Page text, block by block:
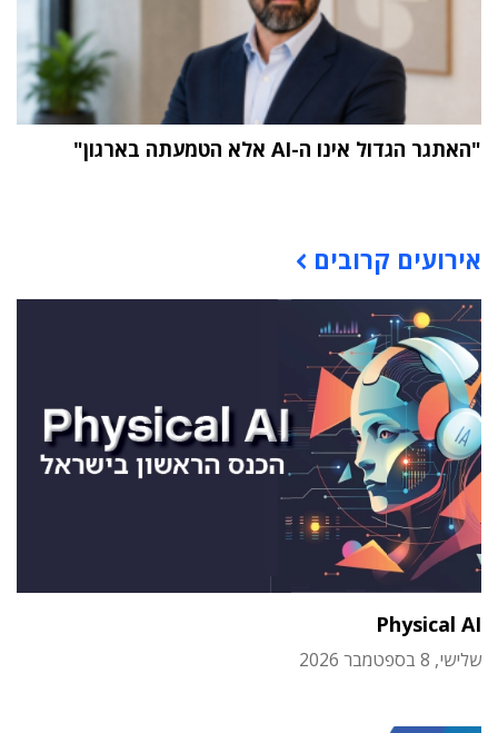
"האתגר הגדול אינו ה-AI אלא הטמעתה בארגון"
אירועים קרובים
Physical AI
שלישי, 8 בספטמבר 2026